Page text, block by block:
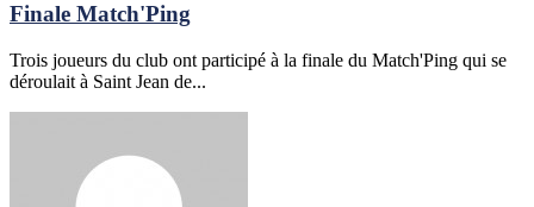
Finale Match'Ping
Trois joueurs du club ont participé à la finale du Match'Ping qui se
déroulait à Saint Jean de...